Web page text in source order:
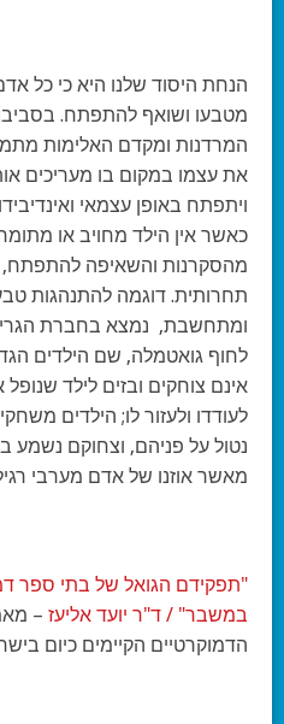
הנחת היסוד שלנו היא כי כל
מטבעו ושואף להתפתח.
המרדנות ומקדם האלימות
את עצמו במקום בו מעריכים
ויתפתח באופן עצמאי
כאשר אין הילד מחויב או
מהסקרנות והשאיפה
תחרותית. דוגמה להתנהגות
ומתחשבת, נמצא בחברת
לחוף גואטמלה, שם הילדים
אינם צוחקים ובזים לילד
לעודדו ולעזור לו; הילדים
נטול על פניהם, וצחוקם נשמע
מאשר אוזנו של אדם מערבי
"תפקידם הגואל של בתי ספר
במשבר" / ד"ר יועד אליעז –
הדמוקרטיים הקיימים כיום